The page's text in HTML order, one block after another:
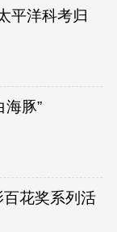
平洋科考归
海豚”
花奖系列活